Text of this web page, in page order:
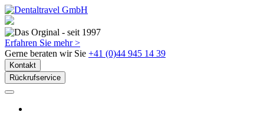
Erfahren Sie mehr >
Gerne beraten wir Sie +41 (0)44 945 14 39
Kontakt
Rückrufservice